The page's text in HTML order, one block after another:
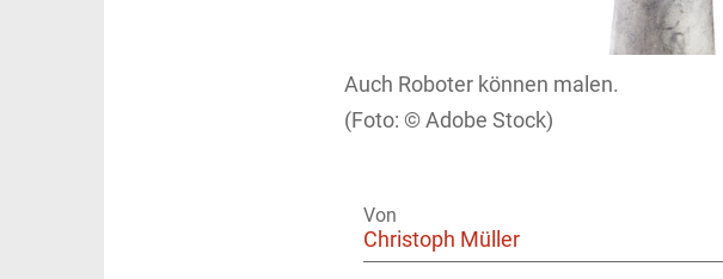
Auch Roboter können malen.
Adobe Stock)
Von
Christoph Müller